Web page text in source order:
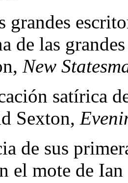
grandes
de las
New
satírica
Sexton,
de sus
el mote de